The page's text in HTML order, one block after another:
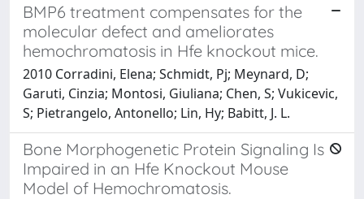
BMP6 treatment compensates for the
molecular defect and ameliorates
hemochromatosis in Hfe knockout mice.
2010 Corradini, Elena; Schmidt, Pj; Meynard, D;
Garuti, Cinzia; Montosi, Giuliana; Chen, S; Vukicevic,
S; Pietrangelo, Antonello; Lin, Hy; Babitt, J. L.
Bone Morphogenetic Protein Signaling Is
Impaired in an Hfe Knockout Mouse
Model of Hemochromatosis.